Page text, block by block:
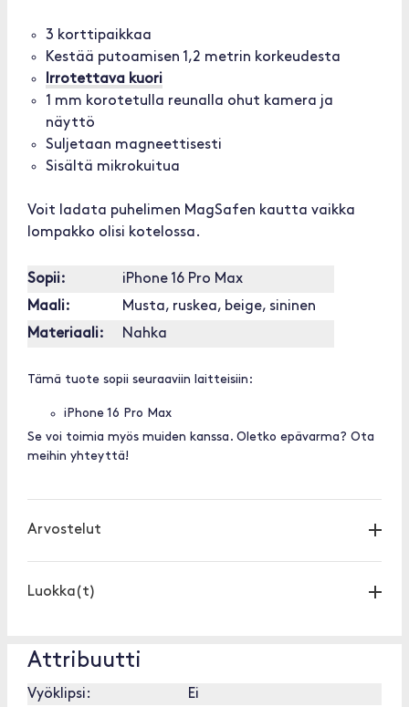
3 korttipaikkaa
Kestää putoamisen 1,2 metrin korkeudesta
Irrotettava kuori
1 mm korotetulla reunalla ohut kamera ja
näyttö
Suljetaan magneettisesti
Sisältä mikrokuitua
Voit ladata puhelimen MagSafen kautta vaikka
lompakko olisi kotelossa.
Sopii:
iPhone 16 Pro Max
Maali:
Musta, ruskea, beige, sininen
Materiaali:
Nahka
Tämä tuote sopii seuraaviin laitteisiin:
iPhone 16 Pro Max
Se voi toimia myös muiden kanssa. Oletko epävarma? Ota
meihin yhteyttä!
Arvostelut
Luokka(t)
Attribuutti
Vyöklipsi: Ei